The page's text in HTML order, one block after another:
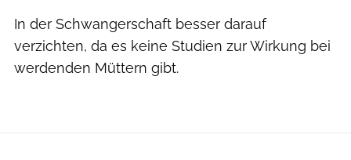
In der Schwangerschaft besser darauf
verzichten, da es keine Studien zur Wirkung bei
werdenden Müttern gibt.